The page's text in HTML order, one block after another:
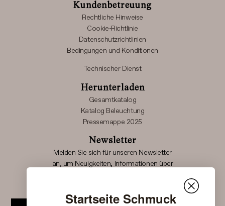
Kundenbetreuung
Rechtliche Hinweise
Cookie-Richtlinie
Datenschutzrichtlinien
Bedingungen und Konditionen
Technischer Dienst
Herunterladen
Gesamtkatalog
Katalog Beleuchtung
Pressemappe 2025
Newsletter
Melden Sie sich für unseren Newsletter
an, um Neuigkeiten, Informationen über
Startseite Schmuck